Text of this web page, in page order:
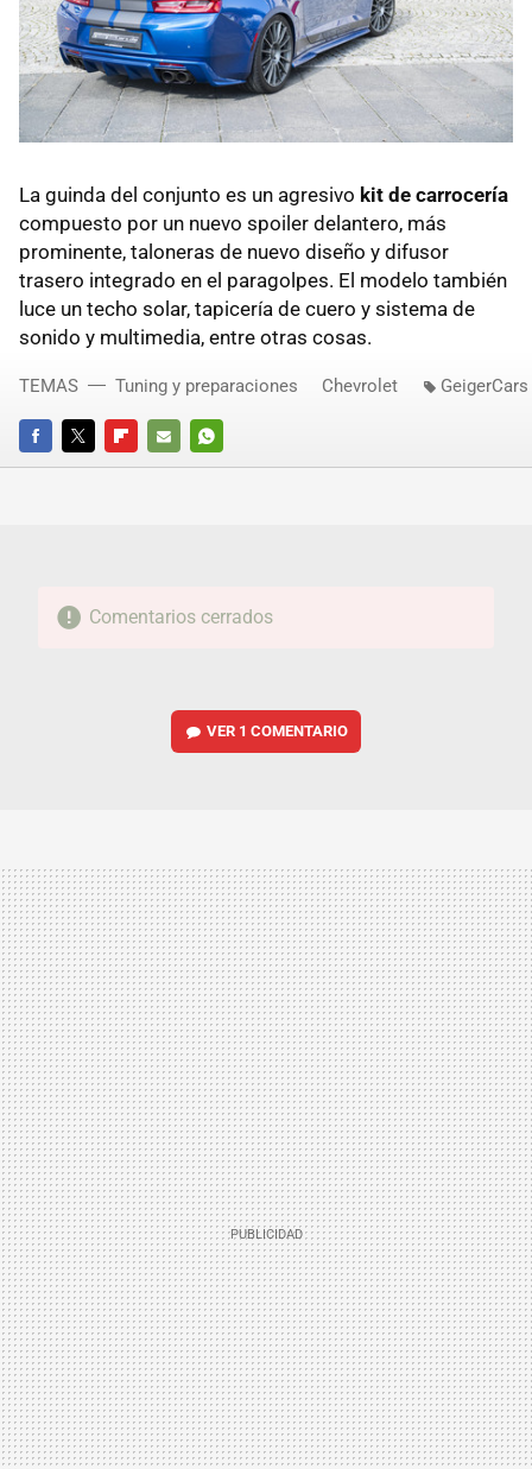
La guinda del conjunto es un agresivo kit de carrocería
compuesto por un nuevo spoiler delantero, más
prominente, taloneras de nuevo diseño y difusor
trasero integrado en el paragolpes. El modelo también
luce un techo solar, tapicería de cuero y sistema de
sonido y multimedia, entre otras cosas.
FACEBOOKTWITTERFLIPBOARD
E-
WHATSAPP
TEMAS Tuning y preparaciones Chevrolet GeigerCars
Comentarios cerrados
VER 1 COMENTARIO